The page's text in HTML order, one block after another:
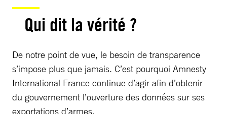
Qui dit la vérité ?
De notre point de vue, le besoin de transparence
s’impose plus que jamais. C’est pourquoi Amnesty
International France continue d’agir afin d’obtenir
du gouvernement l’ouverture des données sur ses
exportations d’armes.